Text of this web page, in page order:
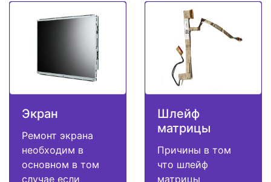
Экран
Ремонт экрана
необходим в
основном в том
случае если
Шлейф
матрицы
Причины в том
что шлейф
матрицы